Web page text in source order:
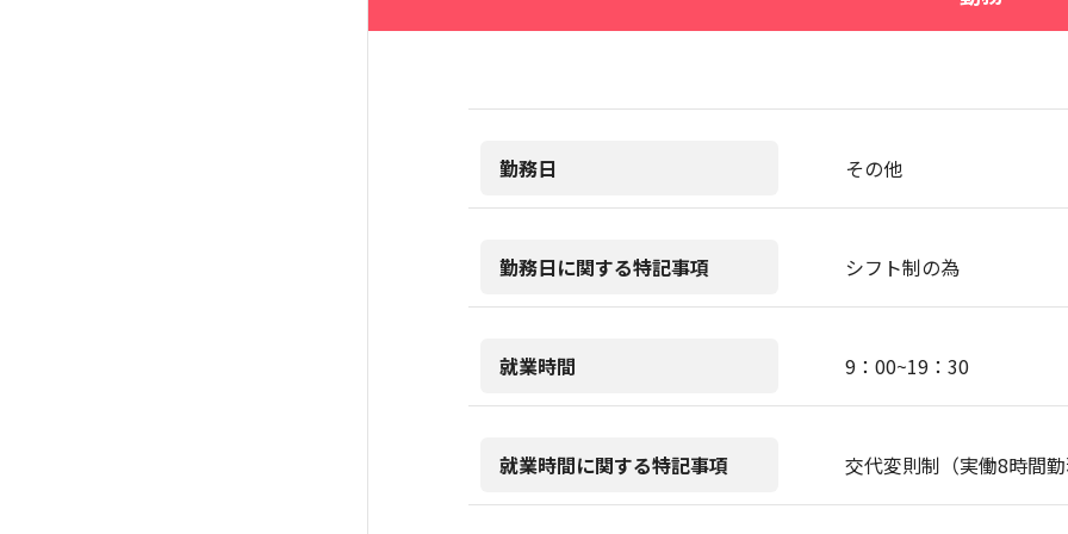
勤務日 その他
勤務日に関する特記事項 シフト制の為
就業時間 9：00~19：30
就業時間に関する特記事項 交代変則制（実働8時間